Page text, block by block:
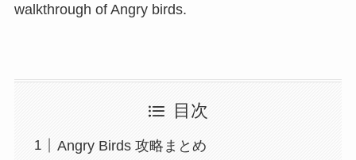
walkthrough of Angry birds.
目次
Angry Birds 攻略まとめ